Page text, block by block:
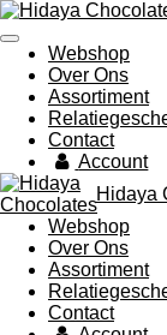
Ga
direct
naar
de
hoofdinhoud
Webshop
Over Ons
Assortiment
Contact
Account
Hidaya
Webshop
Over Ons
Assortiment
Contact